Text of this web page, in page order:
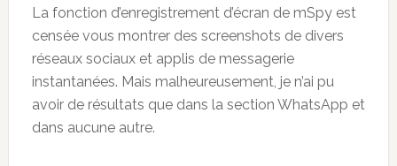
La fonction d’enregistrement d’écran de mSpy est
censée vous montrer des screenshots de divers
réseaux sociaux et applis de messagerie
instantanées. Mais malheureusement, je n’ai pu
avoir de résultats que dans la section WhatsApp et
dans aucune autre.